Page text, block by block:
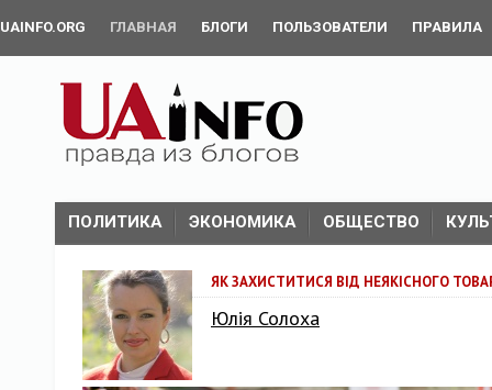
UAINFO.ORG ГЛАВНАЯ БЛОГИ ПОЛЬЗОВАТЕЛИ ПРАВИЛА
ПОЛИТИКА ЭКОНОМИКА ОБЩЕСТВО
ЯК ЗАХИСТИТИСЯ ВІД НЕЯКІСНОГО
Юлія Солоха